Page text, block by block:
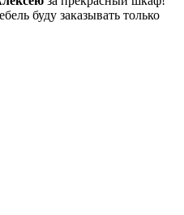
буду заказывать только